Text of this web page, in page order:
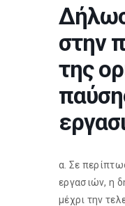
στην
της
α. Σε
εργασιών, η
μέχρι την